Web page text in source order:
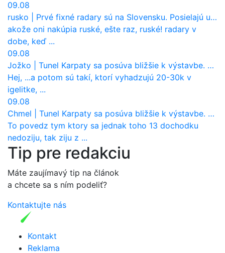
09.08
rusko
Prvé fixné radary sú na Slovensku. Posielajú už pokuty? Ukáže ich Waze?
akože oni nakúpia ruské, ešte raz, ruské! radary v
dobe, keď ...
09.08
Jožko
Tunel Karpaty sa posúva bližšie k výstavbe. NDS urobila dôležitý krok
Hej, ...a potom sú takí, ktorí vyhadzujú 20-30k v
igelitke, ...
09.08
Chmel
Tunel Karpaty sa posúva bližšie k výstavbe. NDS urobila dôležitý krok
To povedz tym ktory sa jednak toho 13 dochodku
nedoziju, tak ziju z ...
Tip pre redakciu
Máte zaujímavý tip na článok
a chcete sa s ním podeliť?
Kontaktujte nás
Kontakt
Reklama